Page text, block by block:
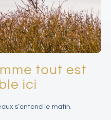
tout est
ici
s’entend le matin.